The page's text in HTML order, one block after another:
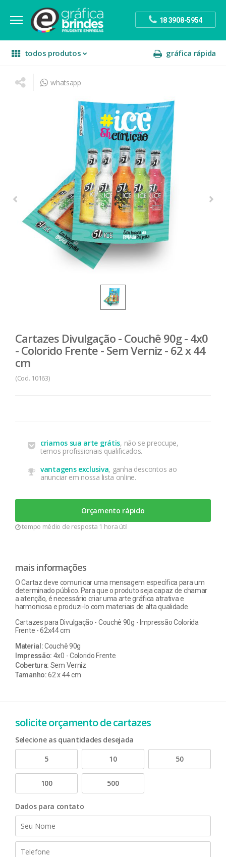
18 3908-5954
todos produtos gráfica rápida
escritório
festa presente
whatsapp
Cartazes Divulgação - Couchê 90g - 4x0
- Colorido Frente - Sem Verniz - 62 x 44
cm
(Cod. 10163)
criamos sua arte grátis, não se preocupe,
temos profissionais qualificados.
vantagens exclusiva, ganha descontos ao
anunciar em nossa lista online.
Orçamento rápido
tempo médio de resposta 1 hora útil
mais informações
O Cartaz deve comunicar uma mensagem específica para um
determinado público. Para que o produto seja capaz de chamar
a atenção, é necessário criar uma arte gráfica atrativa e
harmoniosa e produzi-lo com materiais de alta qualidade.
Cartazes para Divulgação - Couchê 90g - Impressão Colorida
Frente - 62x44 cm
Material:Couchê 90g
Impressão: 4x0 - Colorido Frente
Cobertura: Sem Verniz
Tamanho:62 x 44 cm
solicite orçamento de cartazes
Selecione as quantidades desejada
5
10 50
100 500
Dados para contato